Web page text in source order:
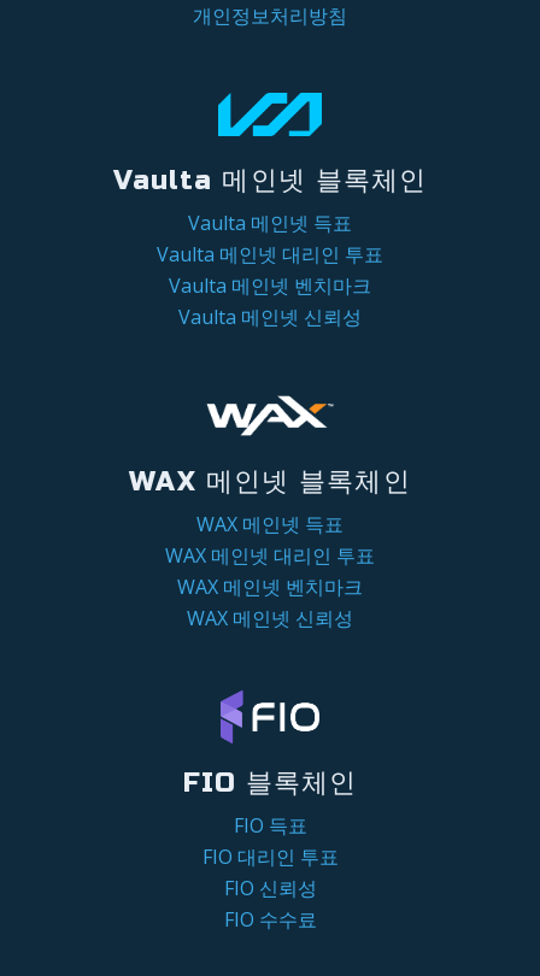
개인정보처리방침
Vaulta 메인넷 블록체인
Vaulta 메인넷 득표
Vaulta 메인넷 대리인 투표
Vaulta 메인넷 벤치마크
Vaulta 메인넷 신뢰성
WAX 메인넷 블록체인
WAX 메인넷 득표
WAX 메인넷 대리인 투표
WAX 메인넷 벤치마크
WAX 메인넷 신뢰성
FIO 블록체인
FIO 득표
FIO 대리인 투표
FIO 신뢰성
FIO 수수료